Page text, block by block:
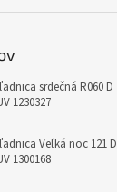
srdečná R060 D
1230327
Veľká noc 121 D
1300168